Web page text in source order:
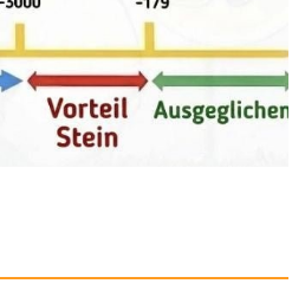
Sicher...